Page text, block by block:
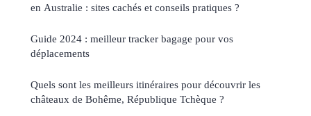
en Australie : sites cachés et conseils pratiques ?
Guide 2024 : meilleur tracker bagage pour vos
déplacements
Quels sont les meilleurs itinéraires pour découvrir les
châteaux de Bohême, République Tchèque ?